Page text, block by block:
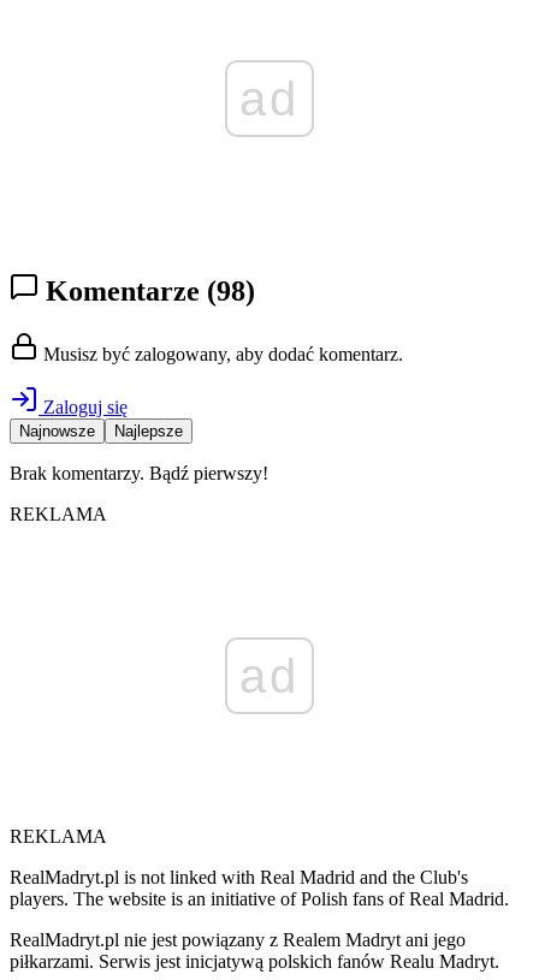
ad
Komentarze (98)
Musisz być zalogowany, aby dodać komentarz.
Zaloguj się
Najnowsze Najlepsze
Brak komentarzy. Bądź pierwszy!
REKLAMA
ad
REKLAMA
RealMadryt.pl is not linked with Real Madrid and the Club's
players. The website is an initiative of Polish fans of Real Madrid.
RealMadryt.pl nie jest powiązany z Realem Madryt ani jego
piłkarzami. Serwis jest inicjatywą polskich fanów Realu Madryt.